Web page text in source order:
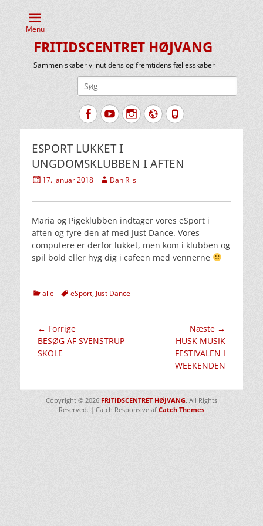
Menu
FRITIDSCENTRET HØJVANG
Sammen skaber vi nutidens og fremtidens fællesskaber
FacebookYouTubeInstagram
Website
Tlf.
ESPORT LUKKET I
UNGDOMSKLUBBEN I AFTEN
Udgivet
17. januar 2018 Forfatter
Dan Riis
Maria og Pigeklubben indtager vores eSport i
aften og fyre den af med Just Dance. Vores
computere er derfor lukket, men kom i klubben og
spil bold eller hyg dig i cafeen med vennerne
kategorier
alle TagseSport, Just Dance
Indlægsnavigation
← Forrige
Forrige
indlæg:
BESØG AF SVENSTRUP
SKOLE
Næste →
HUSK MUSIK
FESTIVALEN I
WEEKENDEN
Copyright © 2026 FRITIDSCENTRET HØJVANG. All Rights
Reserved. | Catch Responsive af Catch Themes